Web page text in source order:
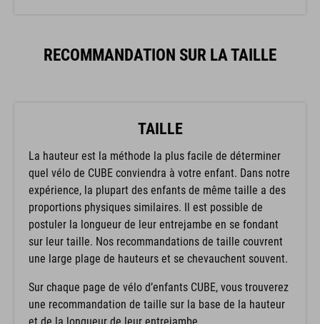
RECOMMANDATION SUR LA TAILLE
TAILLE
La hauteur est la méthode la plus facile de déterminer
quel vélo de CUBE conviendra à votre enfant. Dans notre
expérience, la plupart des enfants de même taille a des
proportions physiques similaires. Il est possible de
postuler la longueur de leur entrejambe en se fondant
sur leur taille. Nos recommandations de taille couvrent
une large plage de hauteurs et se chevauchent souvent.
Sur chaque page de vélo d’enfants CUBE, vous trouverez
une recommandation de taille sur la base de la hauteur
et de la longueur de leur entrejambe.